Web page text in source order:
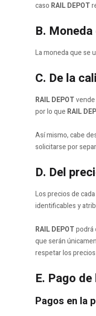
caso RAIL DEPOT
B.
La moneda que se
C. De la
RAIL DEPOT
por lo que RAIL
Así mismo, cabe
solicitarse por
D. Del
Los precios de
identificables y
RAIL DEPOTpodrá
que serán
respetar los
E. Pago
Pagos en la